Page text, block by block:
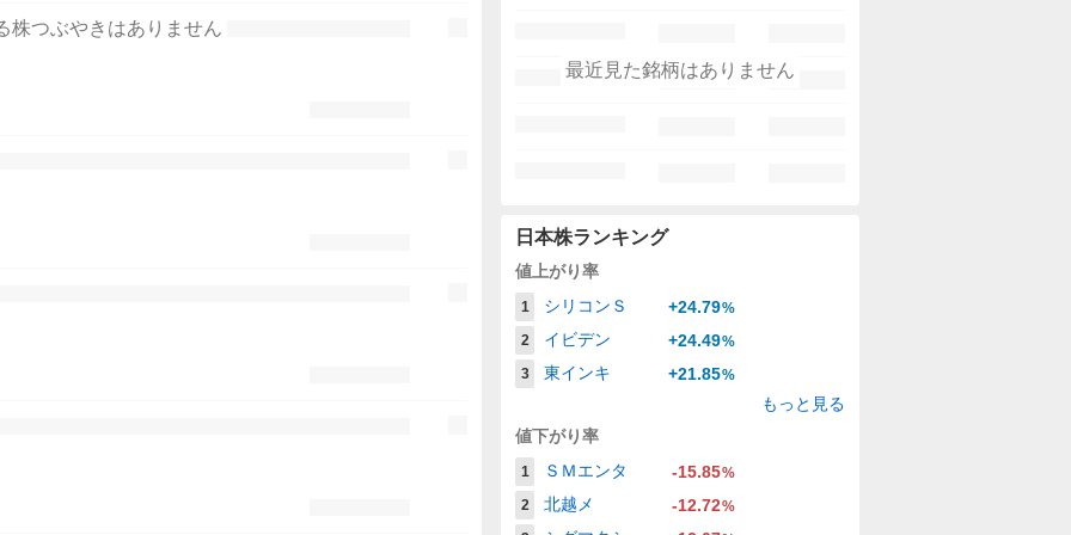
株つぶやきはありません
最近見た銘柄はありません
日本株ランキング
値上がり率
1 シリコンＳ +24.79%
2
イビデン +24.49%
3
東インキ +21.85%
もっと見る
値下がり率
1 ＳＭエンタ -15.85%
2
北越メ -12.72%